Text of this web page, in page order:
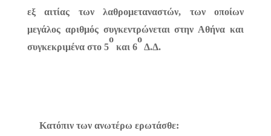
εξ αιτίας των λαθρομεταναστών, των οποίων
μεγάλος αριθμόςσυγκεντρώνεται στην Αθήνα και
συγκεκριμένα στο 5
ο
και 6
ο
Δ.Δ.
Κατόπιν των ανωτέρω ερωτάσθε: